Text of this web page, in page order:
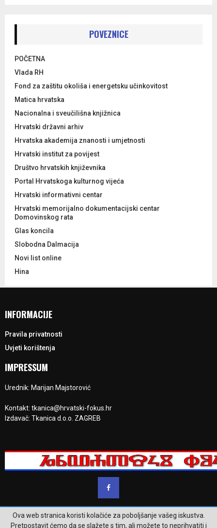
POVEZNICE
POČETNA
Vlada RH
Fond za zaštitu okoliša i energetsku učinkovitost
Matica hrvatska
Nacionalna i sveučilišna knjižnica
Hrvatski državni arhiv
Hrvatska akademija znanosti i umjetnosti
Hrvatski institut za povijest
Društvo hrvatskih književnika
Portal Hrvatskoga kulturnog vijeća
Hrvatski informativni centar
Hrvatski memorijalno dokumentacijski centar
Domovinskog rata
Glas koncila
Slobodna Dalmacija
Novi list online
Hina
INFORMACIJE
Pravila privatnosti
Uvjeti korištenja
IMPRESSUM
Urednik: Marijan Majstorović
Kontakt: tkanica@hrvatski-fokus.hr
Izdavač: Tkanica d.o.o. ZAGREB
@2023 - www.hrvatski-fokus.hr. Sva prava su zadržana.
Ova web stranica koristi kolačiće za poboljšanje vašeg iskustva.
Pretpostavit ćemo da se slažete s tim, ali možete to neprihvatiti i